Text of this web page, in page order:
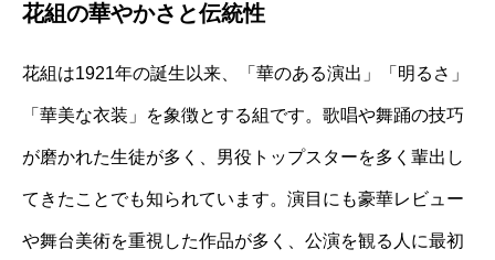
花組の華やかさと伝統性
花組は1921年の誕生以来、「華のある演出」「明るさ」
「華美な衣装」を象徴とする組です。歌唱や舞踊の技巧
が磨かれた生徒が多く、男役トップスターを多く輩出し
てきたことでも知られています。演目にも豪華レビュー
や舞台美術を重視した作品が多く、公演を観る人に最初